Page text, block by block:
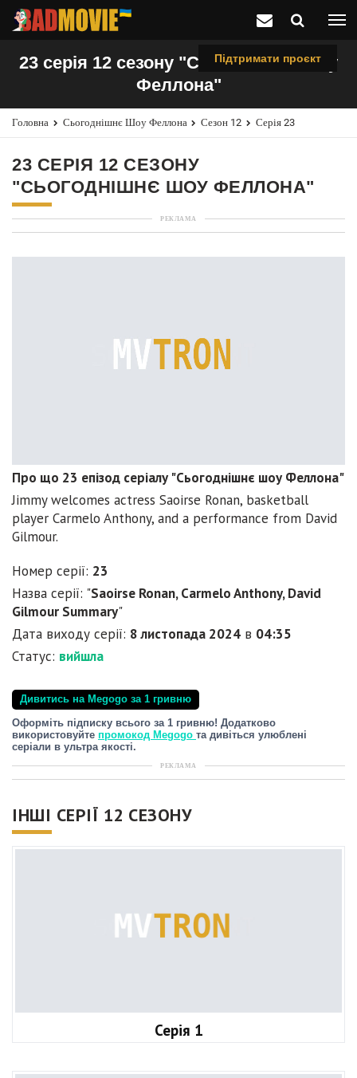
Підтримати проєкт
23 серія 12 сезону "Сьогоднішнє шоу
Феллона"
Головна Сьогоднішнє Шоу Феллона Сезон 12 Серія 23
23 СЕРІЯ 12 СЕЗОНУ
"СЬОГОДНІШНЄ ШОУ ФЕЛЛОНА"
РЕКЛАМА
Про що 23 епізод серіалу "Сьогоднішнє шоу Феллона"
Jimmy welcomes actress Saoirse Ronan, basketball
player Carmelo Anthony, and a performance from David
Gilmour.
Номер серії: 23
Назва серії: "Saoirse Ronan, Carmelo Anthony, David
Gilmour Summary"
Дата виходу серії: 8 листопада 2024 в 04:35
Статус: вийшла
Дивитись на Megogo за 1 гривню
Оформіть підписку всього за 1 гривню! Додатково
використовуйте промокод Megogo та дивіться улюблені
серіали в ультра якості.
РЕКЛАМА
ІНШІ СЕРІЇ 12 СЕЗОНУ
Серія 1